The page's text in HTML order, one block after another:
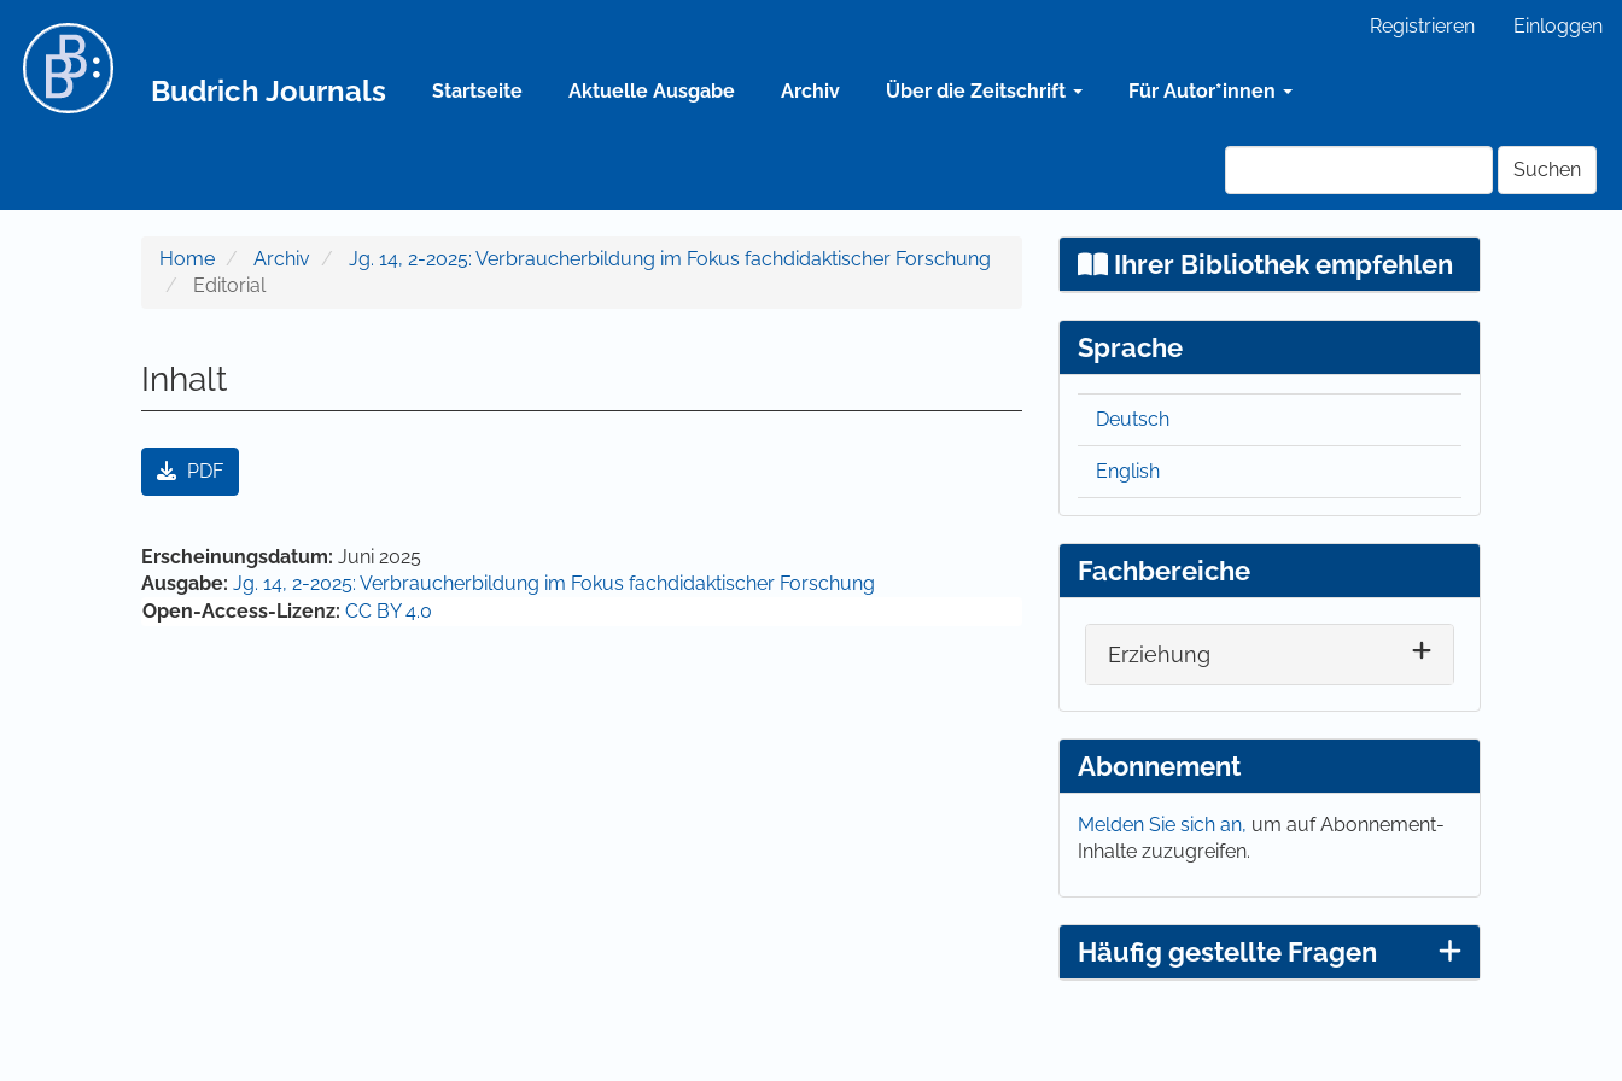
Hauptinhalt
Sidebar
Registrieren Einloggen
Budrich Journals Startseite Aktuelle Ausgabe Archiv Über die Zeitschrift Für Autor*innen
Suchen
Home Archiv
Jg. 14, 2-2025: Verbraucherbildung im Fokus fachdidaktischer Forschung
Editorial
Inhalt
Artikel-Sidebar
PDF
Hauptsächlicher Artikelinhalt
Artikel-Details
Erscheinungsdatum: Juni 2025
Ausgabe: Jg. 14, 2-2025: Verbraucherbildung im Fokus fachdidaktischer Forschung
Open-Access-Lizenz: CC BY 4.0
Ihrer Bibliothek empfehlen
Sprache
Deutsch
English
Fachbereiche
Erziehung
Abonnement
Melden Sie sich an, um auf Abonnement-
Inhalte zuzugreifen.
Häufig gestellte Fragen